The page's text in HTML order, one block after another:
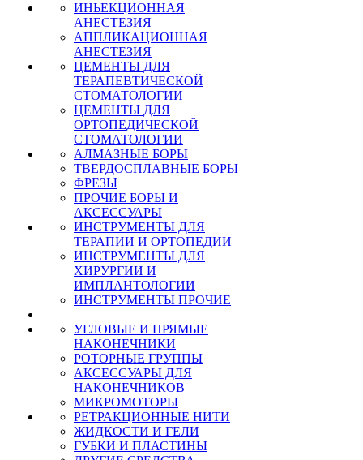
ИНЬЕКЦИОННАЯ
АНЕСТЕЗИЯ
АППЛИКАЦИОННАЯ
АНЕСТЕЗИЯ
ЦЕМЕНТЫ ДЛЯ
ТЕРАПЕВТИЧЕСКОЙ
СТОМАТОЛОГИИ
ЦЕМЕНТЫ ДЛЯ
ОРТОПЕДИЧЕСКОЙ
СТОМАТОЛОГИИ
АЛМАЗНЫЕ БОРЫ
ТВЕРДОСПЛАВНЫЕ БОРЫ
ФРЕЗЫ
ПРОЧИЕ БОРЫ И
АКСЕССУАРЫ
ИНСТРУМЕНТЫ ДЛЯ
ТЕРАПИИ И ОРТОПЕДИИ
ИНСТРУМЕНТЫ ДЛЯ
ХИРУРГИИ И
ИМПЛАНТОЛОГИИ
ИНСТРУМЕНТЫ ПРОЧИЕ
УГЛОВЫЕ И ПРЯМЫЕ
НАКОНЕЧНИКИ
РОТОРНЫЕ ГРУППЫ
АКСЕССУАРЫ ДЛЯ
НАКОНЕЧНИКОВ
МИКРОМОТОРЫ
РЕТРАКЦИОННЫЕ НИТИ
ЖИДКОСТИ И ГЕЛИ
ГУБКИ И ПЛАСТИНЫ